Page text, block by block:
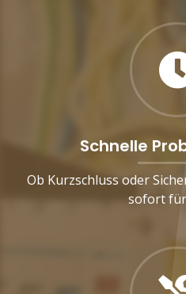
Schnelle
Ob Kurzschluss oder
sofort für